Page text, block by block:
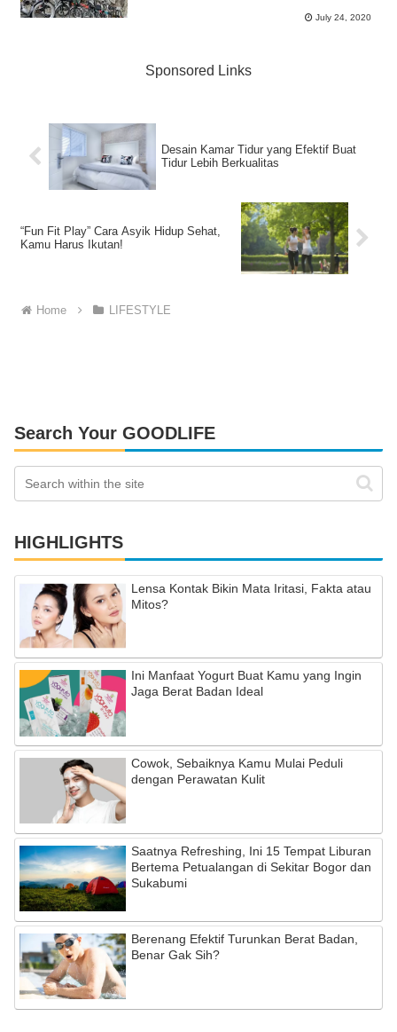
July 24, 2020
Sponsored Links
Desain Kamar Tidur yang Efektif Buat
Tidur Lebih Berkualitas
“Fun Fit Play” Cara Asyik Hidup Sehat,
Kamu Harus Ikutan!
Home LIFESTYLE
Search Your GOODLIFE
HIGHLIGHTS
Lensa Kontak Bikin Mata Iritasi, Fakta atau
Mitos?
Ini Manfaat Yogurt Buat Kamu yang Ingin
Jaga Berat Badan Ideal
Cowok, Sebaiknya Kamu Mulai Peduli
dengan Perawatan Kulit
Saatnya Refreshing, Ini 15 Tempat Liburan
Bertema Petualangan di Sekitar Bogor dan
Sukabumi
Berenang Efektif Turunkan Berat Badan,
Benar Gak Sih?